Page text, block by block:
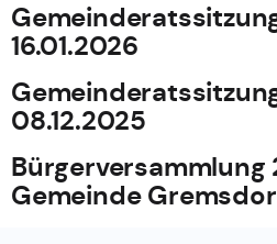
16.01.2026
08.12.2025
Gemeinde